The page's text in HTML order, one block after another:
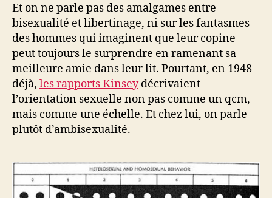
Et on ne parle pas des amalgames entre
bisexualité et libertinage, ni sur les fantasmes
des hommes qui imaginent que leur copine
peut toujours le surprendre en ramenant sa
meilleure amie dans leur lit. Pourtant, en 1948
déjà, les rapports Kinseydécrivaient
l’orientation sexuelle non pas comme un qcm,
mais comme une échelle. Et chez lui, on parle
plutôt d’ambisexualité.